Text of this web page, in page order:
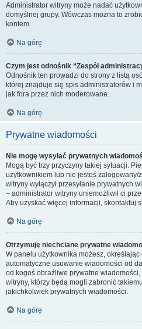
Administrator witryny może nadać
domyślnej grupy. Wówczas można to
kontem.
Na górę
Czym jest odnośnik “Zespół
Odnośnik ten prowadzi do strony z listą
której znajduje się spis administratorów i
jak fora przez nich moderowane.
Na górę
Prywatne wiadomości
Nie mogę wysyłać prywatnych
Mogą być trzy przyczyny takiej sytuacji.
użytkownikiem lub nie jesteś
witryny wyłączył przesyłanie prywatnych
– administrator witryny uniemożliwił ci
Aby uzyskać więcej informacji, skontaktuj
Na górę
Otrzymuję niechciane prywatne
W panelu użytkownika możesz,
automatyczne usuwanie wiadomości od
od kogoś obraźliwe prywatne
witryny, którzy będą mogli zabronić
jakichkolwiek prywatnych wiadomości.
Na górę